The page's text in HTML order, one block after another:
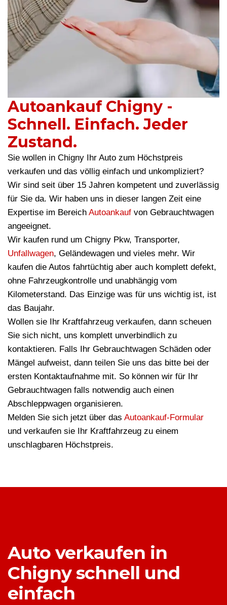
Autoankauf Chigny -
Schnell. Einfach. Jeder
Zustand.
Sie wollen in Chigny Ihr Auto zum Höchstpreis
verkaufen und das völlig einfach und unkompliziert?
Wir sind seit über 15 Jahren kompetent und zuverlässig
für Sie da. Wir haben uns in dieser langen Zeit eine
Expertise im Bereich Autoankauf von Gebrauchtwagen
angeeignet.
Wir kaufen rund um Chigny Pkw, Transporter,
Unfallwagen, Geländewagen und vieles mehr. Wir
kaufen die Autos fahrtüchtig aber auch komplett defekt,
ohne Fahrzeugkontrolle und unabhängig vom
Kilometerstand. Das Einzige was für uns wichtig ist, ist
das Baujahr.
Wollen sie Ihr Kraftfahrzeug verkaufen, dann scheuen
Sie sich nicht, uns komplett unverbindlich zu
kontaktieren. Falls Ihr Gebrauchtwagen Schäden oder
Mängel aufweist, dann teilen Sie uns das bitte bei der
ersten Kontaktaufnahme mit. So können wir für Ihr
Gebrauchtwagen falls notwendig auch einen
Abschleppwagen organisieren.
Melden Sie sich jetzt über das Autoankauf-Formular
und verkaufen sie Ihr Kraftfahrzeug zu einem
unschlagbaren Höchstpreis.
Auto verkaufen in
Chigny schnell und
einfach